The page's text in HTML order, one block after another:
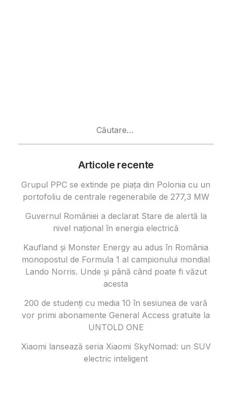
Articole recente
Grupul PPC se extinde pe piața din Polonia cu un
portofoliu de centrale regenerabile de 277,3 MW
Guvernul României a declarat Stare de alertă la
nivel național în energia electrică
Kaufland și Monster Energy au adus în România
monopostul de Formula 1 al campionului mondial
Lando Norris. Unde și până când poate fi văzut
acesta
200 de studenți cu media 10 în sesiunea de vară
vor primi abonamente General Access gratuite la
UNTOLD ONE
Xiaomi lansează seria Xiaomi SkyNomad: un SUV
electric inteligent